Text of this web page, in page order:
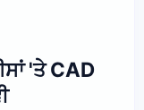
'ਤੇ CAD